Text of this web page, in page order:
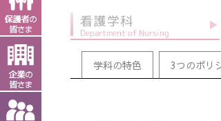
学科の特色 3つのポリ